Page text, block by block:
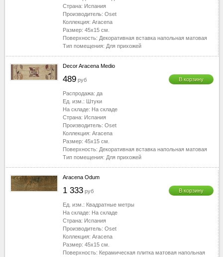
Страна: Испания
Производитель: Oset
Коллекция: Aracena
Размер: 45x15 см.
Поверхность: Декоративная вставка напольная матовая
Тип помещения: Для прихожей
Decor Aracena Medio
489 руб В корзину
Распродажа: да
Ед. изм.: Штуки
На складе: На складе
Страна: Испания
Производитель: Oset
Коллекция: Aracena
Размер: 45x15 см.
Поверхность: Декоративная вставка напольная матовая
Тип помещения: Для прихожей
Aracena Odum
1 333 руб В корзину
Ед. изм.: Квадратные метры
На складе: На складе
Страна: Испания
Производитель: Oset
Коллекция: Aracena
Размер: 45x15 см.
Поверхность: Керамическая плитка матовая напольная